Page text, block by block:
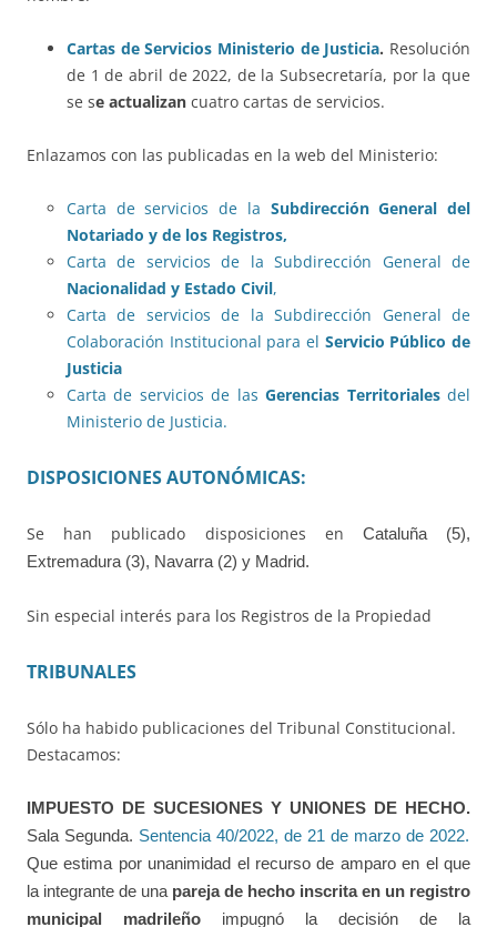
Cartas de Servicios Ministerio de Justicia. Resolución
de 1 de abril de 2022, de la Subsecretaría, por la que
se se actualizan cuatro cartas de servicios.
Enlazamos con las publicadas en la web del Ministerio:
Carta de servicios de la Subdirección General del
Notariado y de los Registros,
Carta de servicios de la Subdirección General de
Nacionalidad y Estado Civil,
Carta de servicios de la Subdirección General de
Colaboración Institucional para el Servicio Público de
Justicia
Carta de servicios de lasGerencias Territorialesdel
Ministerio de Justicia.
DISPOSICIONES AUTONÓMICAS:
Se han publicado disposiciones en Cataluña (5),
Extremadura (3), Navarra (2) y Madrid.
Sin especial interés para los Registros de la Propiedad
TRIBUNALES
Sólo ha habido publicaciones del Tribunal Constitucional.
Destacamos:
IMPUESTO DE SUCESIONES Y UNIONES DE HECHO.
Sala Segunda. Sentencia 40/2022, de 21 de marzo de 2022.
Que estima por unanimidad el recurso de amparo en el que
la integrante de una pareja de hecho inscrita en un registro
municipal madrileño impugnó la decisión de la